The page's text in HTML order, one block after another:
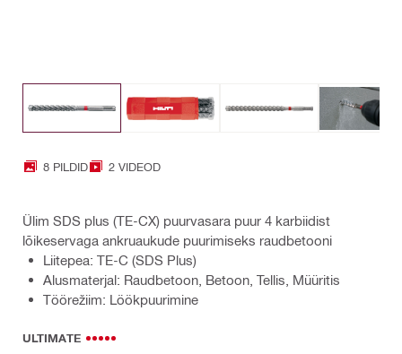
8 PILDID 2 VIDEOD
Ülim SDS plus (TE-CX) puurvasara puur 4 karbiidist
lõikeservaga ankruaukude puurimiseks raudbetooni
Liitepea: TE-C (SDS Plus)
Alusmaterjal: Raudbetoon, Betoon, Tellis, Müüritis
Töörežiim: Löökpuurimine
ULTIMATE